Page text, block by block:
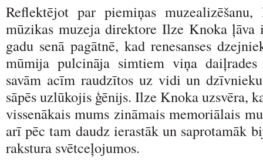
Reflektējot par piemiņas muzealizēšanu,
mūzikas muzeja direktore Ilze Knoka ļāva
gadu senā pagātnē, kad renesanses
mūmija pulcināja simtiem viņa
savām acīm raudzītos uz vidi un
sāpēs uzlūkojis ģēnijs. Ilze Knoka uzsvēra,
vissenākais mums zināmais memoriālais
arī pēc tam daudz ierastāk un saprotamāk
rakstura svētceļojumos.